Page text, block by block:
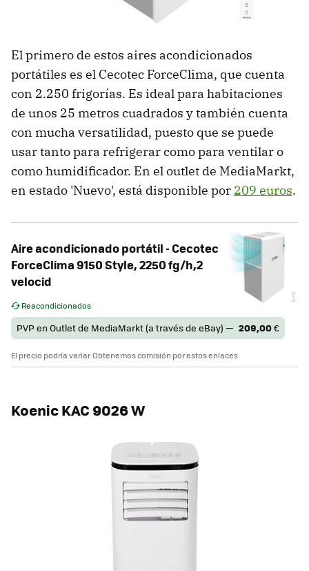
El primero de estos aires acondicionados
portátiles es el Cecotec ForceClima, que cuenta
con 2.250 frigorías. Es ideal para habitaciones
de unos 25 metros cuadrados y también cuenta
con mucha versatilidad, puesto que se puede
usar tanto para refrigerar como para ventilar o
como humidificador. En el outlet de MediaMarkt,
en estado 'Nuevo', está disponible por 209 euros.
Aire acondicionado portátil - Cecotec
ForceClima 9150 Style, 2250 fg/h,2
velocid
Reacondicionados
PVP en Outlet de MediaMarkt (a través de eBay) — 209,00€
El precio podría variar. Obtenemos comisión por estos enlaces
Koenic KAC 9026 W